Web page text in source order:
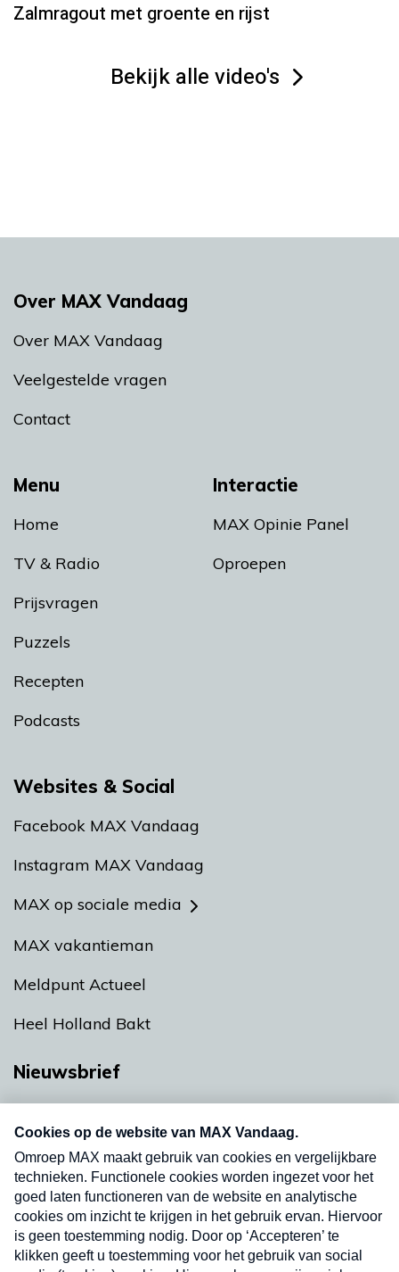
Zalmragout met groente en rijst
Bekijk alle video's
Menu
Home
TV & Radio
Prijsvragen
Puzzels
Recepten
Podcasts
Interactie
MAX Opinie Panel
Oproepen
Over MAX Vandaag
Over MAX Vandaag
Veelgestelde vragen
Contact
Websites & Social
Facebook MAX Vandaag
Instagram MAX Vandaag
MAX op sociale media
MAX vakantieman
Meldpunt Actueel
Heel Holland Bakt
Nieuwsbrief
nieuwsbrief. Elke vrijdag- en dinsdagochtend in
uw mailbox.
Verzend